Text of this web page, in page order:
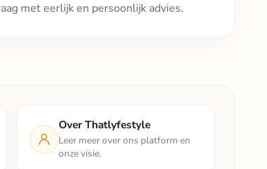
met eerlijk en persoonlijk advies.
Over Thatlyfestyle
Leer meer over ons platform en
onze visie.